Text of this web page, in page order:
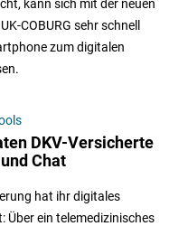
kann sich mit der neuen
COBURG sehr schnell
zum digitalen
DKV-Versicherte
Chat
hat ihr digitales
Über ein telemedizinisches